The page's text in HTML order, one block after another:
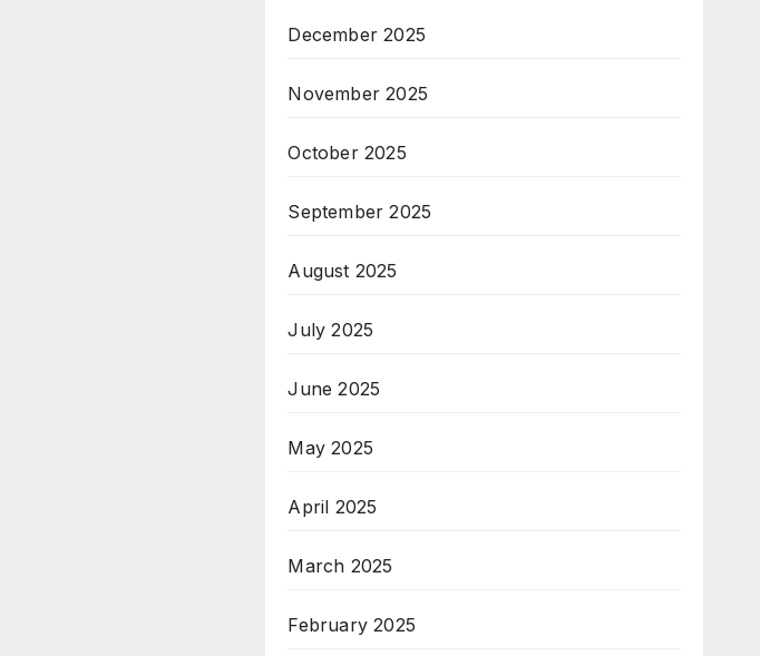
December 2025
November 2025
October 2025
September 2025
August 2025
July 2025
June 2025
May 2025
April 2025
March 2025
February 2025